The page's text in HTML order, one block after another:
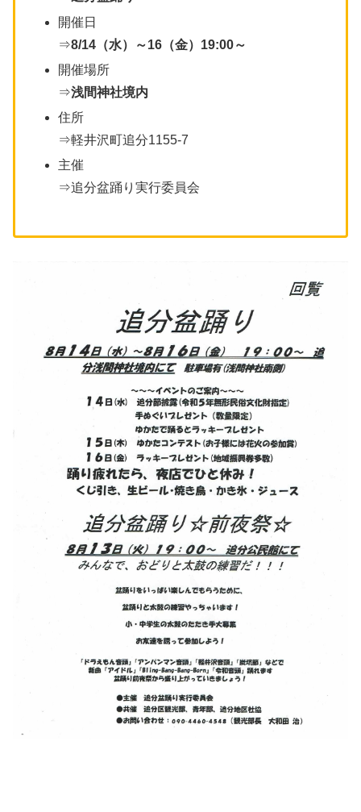
開催日
⇒8/14（水）～16（金）19:00～
開催場所
⇒浅間神社境内
住所
⇒軽井沢町追分1155-7
主催
⇒追分盆踊り実行委員会